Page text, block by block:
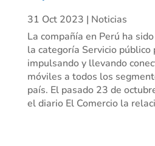
31 Oct 2023 | Noticias
La compañía en Perú ha
la categoría Servicio público
impulsando y llevando
móviles a todos los
país. El pasado 23 de
el diario El Comercio la